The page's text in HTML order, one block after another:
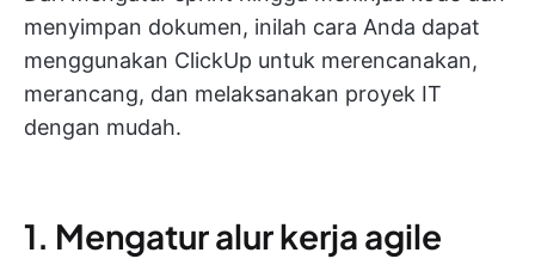
menyimpan dokumen, inilah cara Anda dapat
menggunakan ClickUp untuk merencanakan,
merancang, dan melaksanakan proyek IT
dengan mudah.
1. Mengatur alur kerja agile